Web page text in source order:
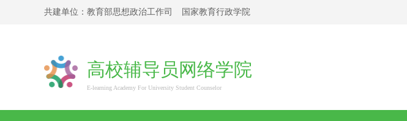
共建单位： 教育部思想政治工作司 国家教育行政学院
高校辅导员网络学院
E-learning Academy For University Student Counselor